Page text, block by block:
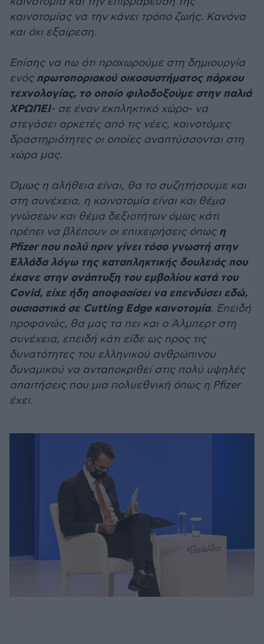
καινοτομίας να την κάνει τρόπο ζωής. Κανόνα
και όχι εξαίρεση.
Επίσης να πω ότι προχωρούμε στη δημιουργία
ενός πρωτοποριακού οικοσυστήματος πάρκου
τεχνολογίας, το οποίο φιλοδοξούμε στην παλιά
ΧΡΩΠΕΙ- σε έναν εκπληκτικό χώρο- να
στεγάσει αρκετές από τις νέες, καινοτόμες
δραστηριότητες οι οποίες αναπτύσσονται στη
χώρα μας.
Όμως η αλήθεια είναι, θα το συζητήσουμε και
στη συνέχεια, η καινοτομία είναι και θέμα
γνώσεων και θέμα δεξιοτήτων όμως κάτι
πρέπει να βλέπουν οι επιχειρήσεις όπωςη
Pfizer που πολύ πριν γίνει τόσο γνωστή στην
Ελλάδα λόγω της καταπληκτικής δουλειάς που
έκανε στην ανάπτυξη του εμβολίου κατά του
Covid, είχε ήδη αποφασίσει να επενδύσει εδώ,
ουσιαστικά σε Cutting Edge καινοτομία. Επειδή
προφανώς, θα μας τα πει και ο Άλμπερτ στη
συνέχεια, επειδή κάτι είδε ως προς τις
δυνατότητες του ελληνικού ανθρώπινου
δυναμικού να ανταποκριθεί στις πολύ υψηλές
απαιτήσεις που μια πολυεθνική όπως η Pfizer
έχει.